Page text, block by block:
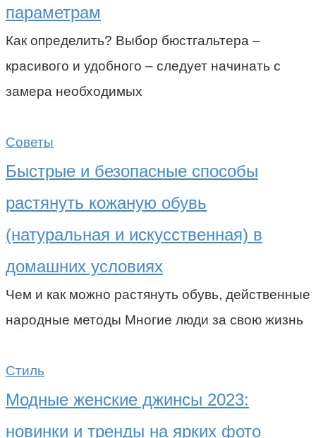
параметрам
Как определить? Выбор бюстгальтера –
красивого и удобного – следует начинать с
замера необходимых
Советы
Быстрые и безопасные способы
растянуть кожаную обувь
(натуральная и искусственная) в
домашних условиях
Чем и как можно растянуть обувь, действенные
народные методы Многие люди за свою жизнь
Стиль
Модные женские джинсы 2023:
новинки и тренды на ярких фото